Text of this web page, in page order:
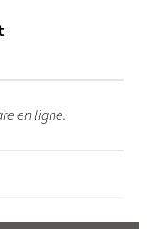
en ligne.